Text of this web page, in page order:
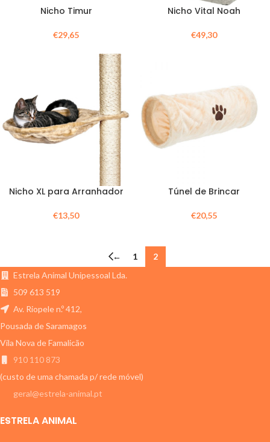
Nicho Timur
€29,65
Nicho Vital Noah
€49,30
Nicho XL para Arranhador
€13,50
Túnel de Brincar
€20,55
← 1
2
Estrela Animal Unipessoal Lda.
509 613 519
Av. Riopele n.º 412,
Pousada de Saramagos
Vila Nova de Famalicão
910 110 873
(custo de uma chamada p/ rede móvel)
geral@estrela-animal.pt
ESTRELA ANIMAL